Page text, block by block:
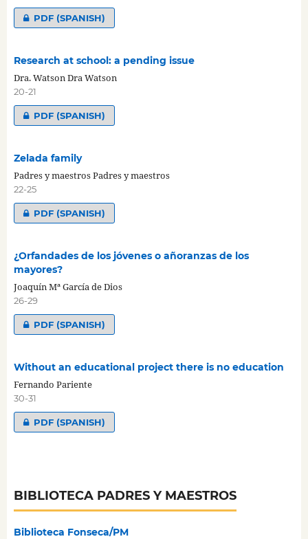
PDF (SPANISH)
Research at school: a pending issue
Dra. Watson Dra Watson
20-21
PDF (SPANISH)
Zelada family
Padres y maestros Padres y maestros
22-25
PDF (SPANISH)
¿Orfandades de los jóvenes o añoranzas de los
mayores?
Joaquín Mª García de Dios
26-29
PDF (SPANISH)
Without an educational project there is no education
Fernando Pariente
30-31
PDF (SPANISH)
BIBLIOTECA PADRES Y MAESTROS
Biblioteca Fonseca/PM